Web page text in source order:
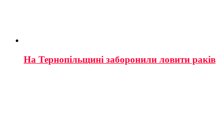
На Тернопільщині заборонили ловити раків